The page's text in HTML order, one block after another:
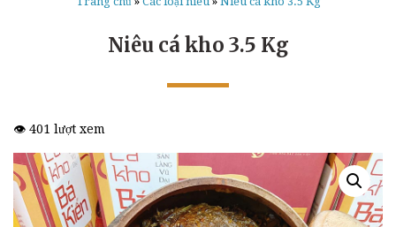
Niêu cá kho 3.5 Kg
👁️ 401 lượt xem